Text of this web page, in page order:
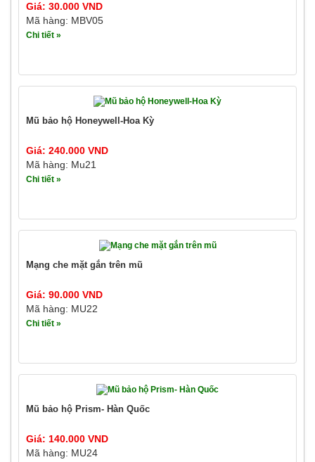
Giá: 30.000 VND
Mã hàng: MBV05
Chi tiết »
Mũ bảo hộ Honeywell-Hoa Kỳ
Giá: 240.000 VND
Mã hàng: Mu21
Chi tiết »
Mạng che mặt gắn trên mũ
Giá: 90.000 VND
Mã hàng: MU22
Chi tiết »
Mũ bảo hộ Prism- Hàn Quốc
Giá: 140.000 VND
Mã hàng: MU24